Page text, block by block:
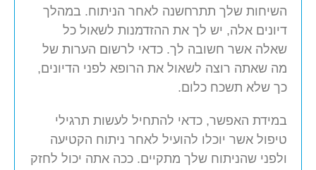
השיחות שלך תתרחשנה לאחר הניתוח. במהלך
דיונים אלה, יש לך את ההזדמנות לשאול כל
שאלה אשר חשובה לך. כדאי לרשום הערות של
מה שאתה רוצה לשאול את הרופא לפני הדיונים,
כך שלא תשכח כלום.
במידת האפשר, כדאי להתחיל לעשות תרגילי
טיפול אשר יוכלו להועיל לאחר ניתוח הקטיעה
ולפני שהניתוח שלך מתקיים. ככה אתה יכול לחזק